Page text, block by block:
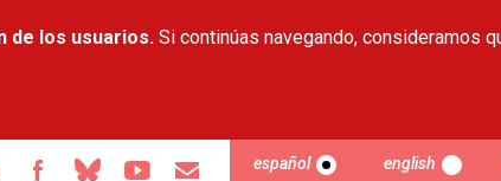
de los usuarios. Si continúas navegando, consideramos
español english